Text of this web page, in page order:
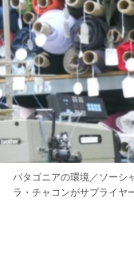
パタゴニアの環境／ソーシ
ラ・チャコンがサプライヤ